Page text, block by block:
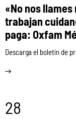
«No nos
trabajan
paga: Oxfam
Descarga el boletín de
28